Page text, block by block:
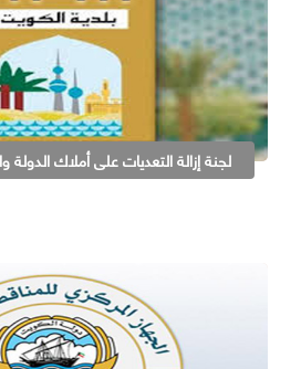
لجنة إزالة التعديات على أملاك